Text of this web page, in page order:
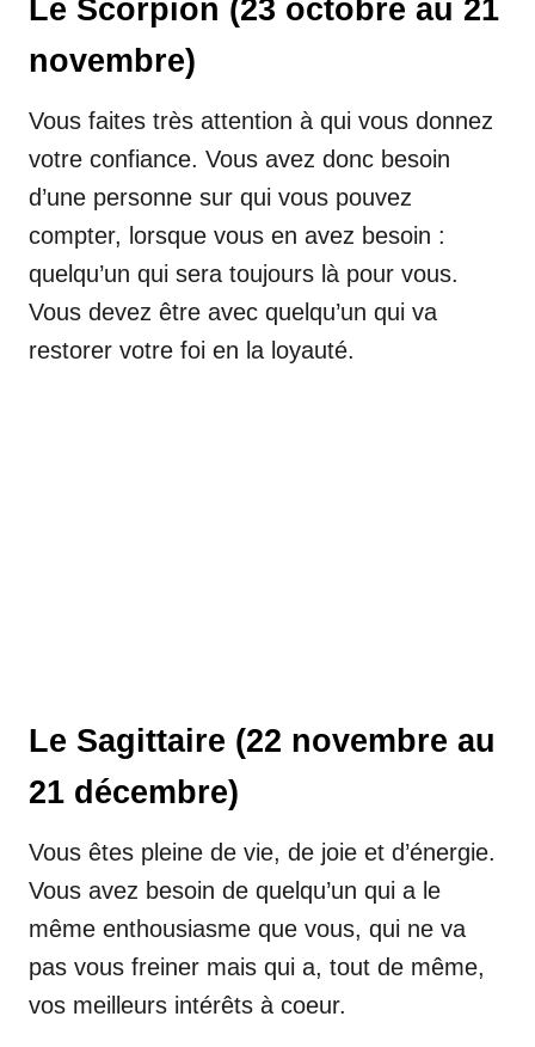
Le Scorpion (23 octobre au 21
novembre)
Vous faites très attention à qui vous donnez
votre confiance. Vous avez donc besoin
d’une personne sur qui vous pouvez
compter, lorsque vous en avez besoin :
quelqu’un qui sera toujours là pour vous.
Vous devez être avec quelqu’un qui va
restorer votre foi en la loyauté.
Le Sagittaire (22 novembre au
21 décembre)
Vous êtes pleine de vie, de joie et d’énergie.
Vous avez besoin de quelqu’un qui a le
même enthousiasme que vous, qui ne va
pas vous freiner mais qui a, tout de même,
vos meilleurs intérêts à coeur.